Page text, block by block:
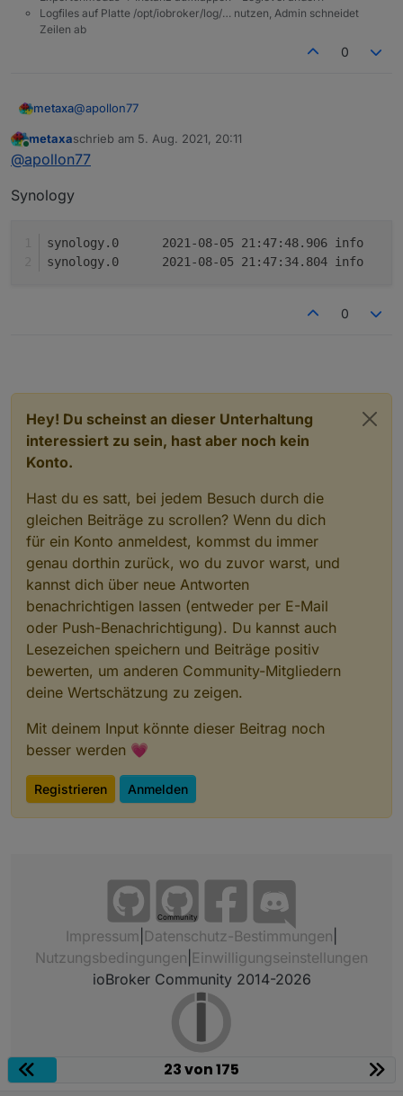
Logfiles auf Platte /opt/iobroker/log/… nutzen, Admin schneidet
Zeilen ab
0
metaxa@apollon77
Enigma2
GitHub done
Online
metaxaschrieb am 5. Aug. 2021, 20:11
zuletzt editiert von
@apollon77
Synology
0
Hey! Du scheinst an dieser Unterhaltung
interessiert zu sein, hast aber noch kein
Konto.
Hast du es satt, bei jedem Besuch durch die
gleichen Beiträge zu scrollen? Wenn du dich
für ein Konto anmeldest, kommst du immer
genau dorthin zurück, wo du zuvor warst, und
kannst dich über neue Antworten
benachrichtigen lassen (entweder per E-Mail
oder Push-Benachrichtigung). Du kannst auch
Lesezeichen speichern und Beiträge positiv
bewerten, um anderen Community-Mitgliedern
deine Wertschätzung zu zeigen.
Mit deinem Input könnte dieser Beitrag noch
besser werden 💗
Registrieren Anmelden
Community
Impressum Datenschutz-Bestimmungen
Nutzungsbedingungen Einwilligungseinstellungen
ioBroker Community 2014-2026
23 von 175